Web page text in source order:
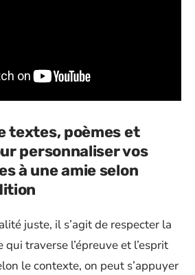
textes, poèmes et
personnaliser vos
à une amie selon
juste, il s’agit de respecter la
qui traverse l’épreuve et l’esprit
le contexte, on peut s’appuyer